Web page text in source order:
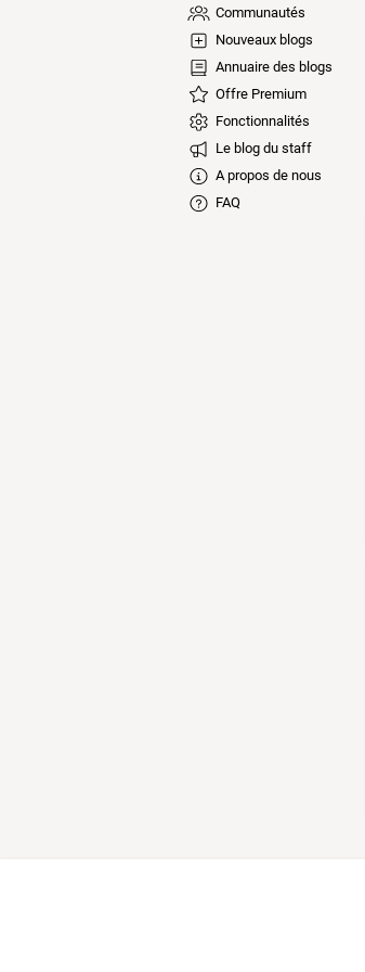
Communautés
Nouveaux blogs
Annuaire des blogs
Offre Premium
Fonctionnalités
Le blog du staff
A propos de nous
FAQ